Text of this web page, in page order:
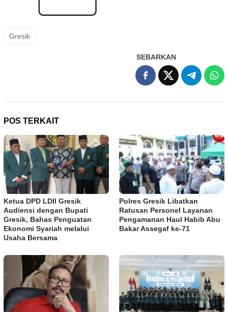
Gresik
SEBARKAN
POS TERKAIT
Ketua DPD LDII Gresik
Audiensi dengan Bupati
Gresik, Bahas Penguatan
Ekonomi Syariah melalui
Usaha Bersama
Polres Gresik Libatkan
Ratusan Personel Layanan
Pengamanan Haul Habib Abu
Bakar Assegaf ke-71